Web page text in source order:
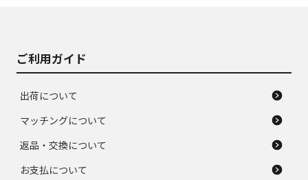
ご利用ガイド
出荷について
マッチングについて
返品・交換について
お支払について